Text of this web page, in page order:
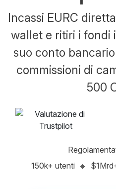
Incassi EURC
wallet e ritiri i fondi
suo conto
commissioni di
500
150k+ utenti 🔸